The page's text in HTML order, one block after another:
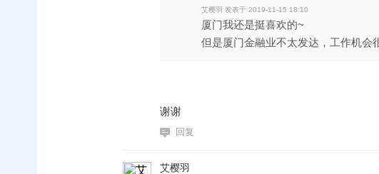
艾樱羽 发表于 2019-11-15 18:10
厦门我还是挺喜欢的~
但是厦门金融业不太发达，工作机会
谢谢
回复
艾樱羽